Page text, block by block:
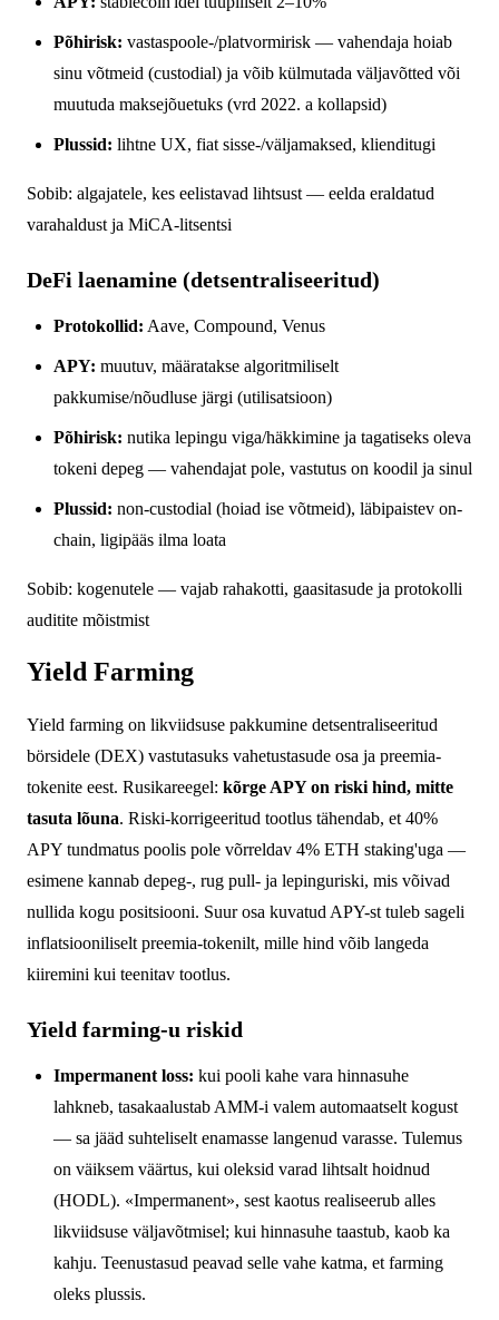
Põhirisk: vastaspoole-/platvormirisk — vahendaja hoiab
sinu võtmeid (custodial) ja võib külmutada väljavõtted või
muutuda maksejõuetuks (vrd 2022. a kollapsid)
Plussid: lihtne UX, fiat sisse-/väljamaksed, klienditugi
Sobib: algajatele, kes eelistavad lihtsust — eelda eraldatud
varahaldust ja MiCA-litsentsi
DeFi laenamine (detsentraliseeritud)
Protokollid: Aave, Compound, Venus
APY: muutuv, määratakse algoritmiliselt
pakkumise/nõudluse järgi (utilisatsioon)
Põhirisk: nutika lepingu viga/häkkimine ja tagatiseks oleva
tokeni depeg — vahendajat pole, vastutus on koodil ja sinul
Plussid: non-custodial (hoiad ise võtmeid), läbipaistev on-
chain, ligipääs ilma loata
Sobib: kogenutele — vajab rahakotti, gaasitasude ja protokolli
auditite mõistmist
Yield Farming
Yield farming on likviidsuse pakkumine detsentraliseeritud
börsidele (DEX) vastutasuks vahetustasude osa ja preemia-
tokenite eest. Rusikareegel: kõrge APY on riski hind, mitte
tasuta lõuna. Riski-korrigeeritud tootlus tähendab, et 40%
APY tundmatus poolis pole võrreldav 4% ETH staking'uga —
esimene kannab depeg-, rug pull- ja lepinguriski, mis võivad
nullida kogu positsiooni. Suur osa kuvatud APY-st tuleb sageli
inflatsiooniliselt preemia-tokenilt, mille hind võib langeda
kiiremini kui teenitav tootlus.
Yield farming-u riskid
Impermanent loss: kui pooli kahe vara hinnasuhe
lahkneb, tasakaalustab AMM-i valem automaatselt kogust
— sa jääd suhteliselt enamasse langenud varasse. Tulemus
on väiksem väärtus, kui oleksid varad lihtsalt hoidnud
(HODL). «Impermanent», sest kaotus realiseerub alles
likviidsuse väljavõtmisel; kui hinnasuhe taastub, kaob ka
kahju. Teenustasud peavad selle vahe katma, et farming
oleks plussis.